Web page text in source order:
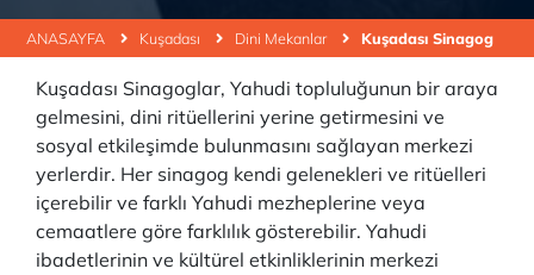
ANASAYFA Kuşadası Dini Mekanlar Kuşadası Sinagog
Kuşadası Sinagoglar, Yahudi topluluğunun bir araya
gelmesini, dini ritüellerini yerine getirmesini ve
sosyal etkileşimde bulunmasını sağlayan merkezi
yerlerdir. Her sinagog kendi gelenekleri ve ritüelleri
içerebilir ve farklı Yahudi mezheplerine veya
cemaatlere göre farklılık gösterebilir. Yahudi
ibadetlerinin ve kültürel etkinliklerinin merkezi